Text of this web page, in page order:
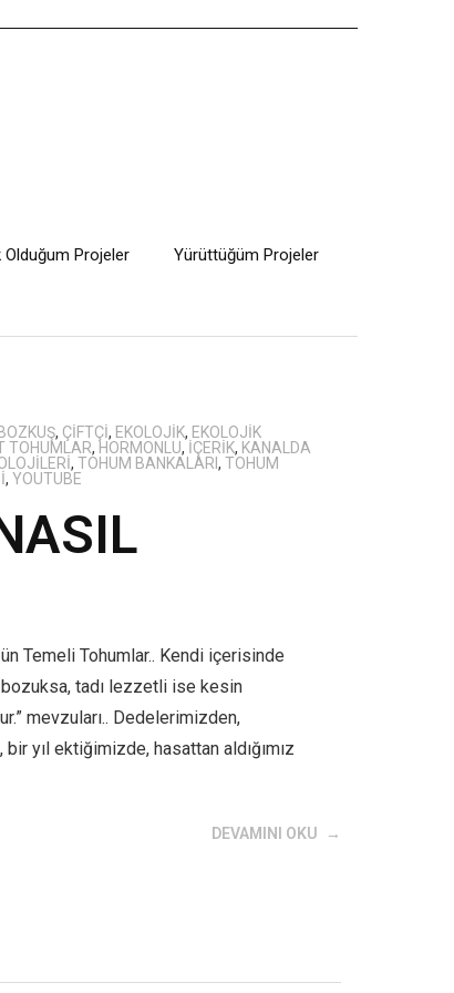
Olduğum Projeler Yürüttüğüm Projeler
, ÇIFTÇI, EKOLOJIK, EKOLOJIK
TOHUMLAR, HORMONLU, IÇERIK, KANALDA
, TOHUM BANKALARI , TOHUM
, YOUTUBE
Temeli Tohumlar.. Kendi içerisinde
bozuksa, tadı lezzetli ise kesin
mevzuları.. Dedelerimizden,
yıl ektiğimizde, hasattan aldığımız
DEVAMINI OKU